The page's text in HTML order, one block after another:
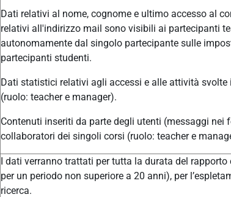
Dati relativi al nome, cognome e ultimo accesso al
relativi all'indirizzo mail sono visibili ai partecipanti
autonomamente dal singolo partecipante sulle
partecipanti studenti.
Dati statistici relativi agli accessi e alle attività
(ruolo: teacher e manager).
Contenuti inseriti da parte degli utenti (messaggi
collaboratori dei singoli corsi (ruolo: teacher e
I dati verranno trattati per tutta la durata del
per un periodo non superiore a 20 anni), per
ricerca.